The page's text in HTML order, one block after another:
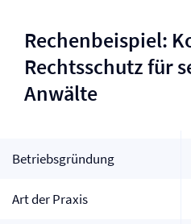
Rechenbeispiel:
Rechtsschutz für
Anwälte
Betriebsgründung
Art der Praxis